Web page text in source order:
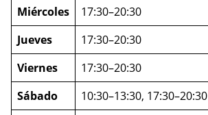
Miércoles
17:30–20:30
Jueves
17:30–20:30
Viernes
17:30–20:30
Sábado
10:30–13:30, 17:30–20:30